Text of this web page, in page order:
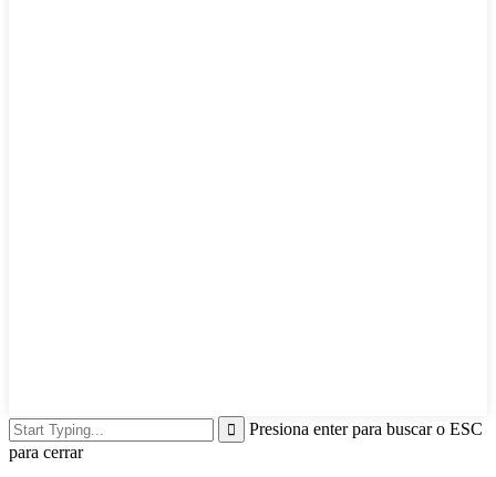
Presiona enter para buscar o ESC
para cerrar